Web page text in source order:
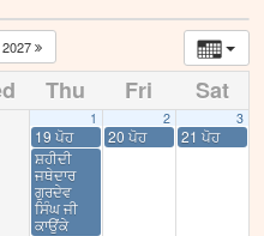
2027
Thu Fri Sat
1
19 ਪੋਹ
ਸ਼ਹੀਦੀ
ਜਥੇਦਾਰ
ਗੁਰਦੇਵ
ਸਿੰਘ ਜੀ
ਕਾਉਂਕੇ
2
20 ਪੋਹ
3
21 ਪੋਹ